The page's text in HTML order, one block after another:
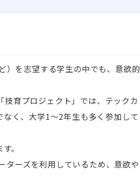
）を志望する学生の中でも、意欲的
育プロジェクト」では、テックカ
く、大学1～2年生も多く参加して
。
ターズを利用しているため、意欲や